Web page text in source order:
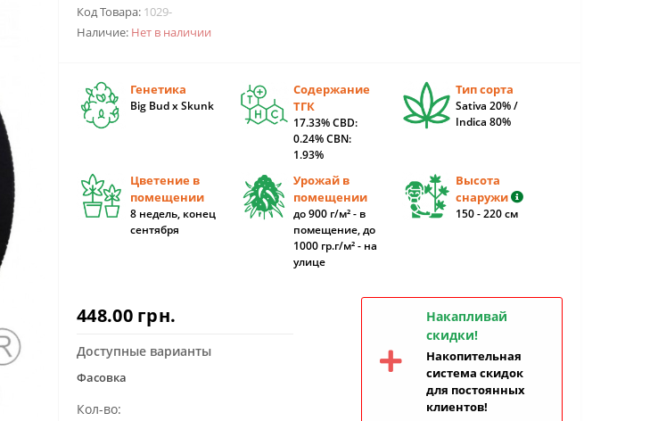
Код Товара: 1029-
Наличие: Нет в наличии
Генетика
Big Bud x Skunk
Содержание
ТГК
17.33% CBD:
0.24% CBN:
1.93%
Тип сорта
Sativa 20% /
Indica 80%
Цветение в
помещении
8 недель, конец
сентября
Урожай в
помещении
до 900 г/м² - в
помещение, до
1000 гр.г/м² - на
улице
Высота
снаружи
150 - 220 см
448.00 грн.
Доступные варианты
Фасовка
Кол-во:
Накапливай
скидки!
Накопительная
система скидок
для постоянных
клиентов!